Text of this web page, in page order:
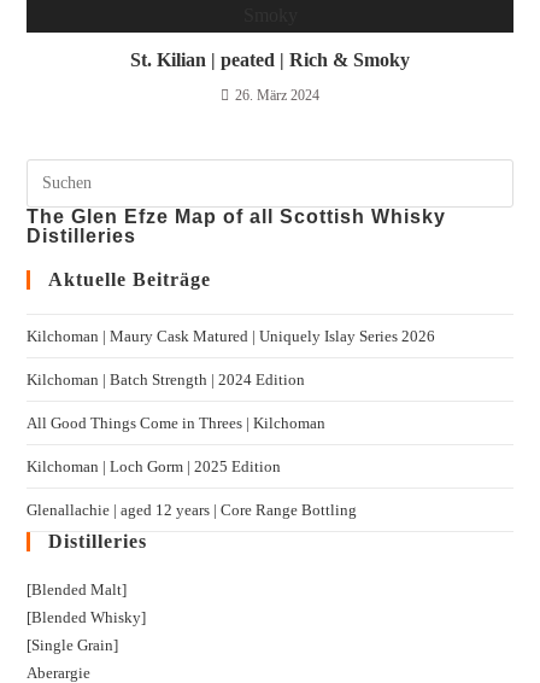
St. Kilian | peated | Rich & Smoky
26. März 2024
The Glen Efze Map of all Scottish Whisky
Distilleries
Aktuelle Beiträge
Kilchoman | Maury Cask Matured | Uniquely Islay Series 2026
Kilchoman | Batch Strength | 2024 Edition
All Good Things Come in Threes | Kilchoman
Kilchoman | Loch Gorm​ | 2025 Edition
Glenallachie | aged 12 years | Core Range Bottling
Distilleries
[Blended Malt]
[Blended Whisky]
[Single Grain]
Aberargie